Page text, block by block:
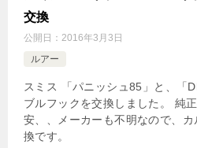
交換
公開日： 2016年3月3日
ルアー
スミス 「パニッシュ85」と、「
ブルフックを交換しました。 純
安、、メーカーも不明なので、
換です。